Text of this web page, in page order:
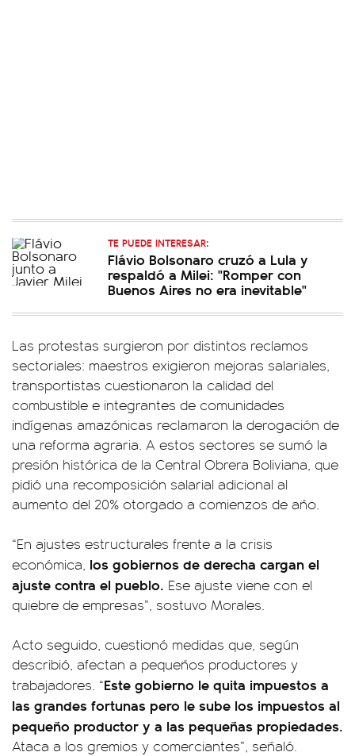
TE PUEDE INTERESAR:
Flávio Bolsonaro cruzó a Lula y
respaldó a Milei: "Romper con
Buenos Aires no era inevitable"
Las protestas surgieron por distintos reclamos
sectoriales: maestros exigieron mejoras salariales,
transportistas cuestionaron la calidad del
combustible e integrantes de comunidades
indígenas amazónicas reclamaron la derogación de
una reforma agraria. A estos sectores se sumó la
presión histórica de la Central Obrera Boliviana, que
pidió una recomposición salarial adicional al
aumento del 20% otorgado a comienzos de año.
“En ajustes estructurales frente a la crisis
económica, los gobiernos de derecha cargan el
ajuste contra el pueblo. Ese ajuste viene con el
quiebre de empresas”, sostuvo Morales.
Acto seguido, cuestionó medidas que, según
describió, afectan a pequeños productores y
trabajadores. “Este gobierno le quita impuestos a
las grandes fortunas pero le sube los impuestos al
pequeño productor y a las pequeñas propiedades.
Ataca a los gremios y comerciantes”, señaló.